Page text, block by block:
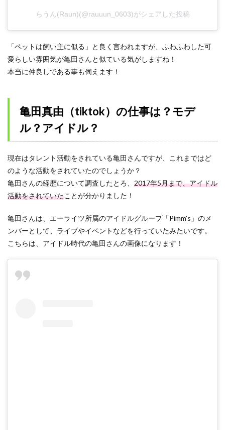
らうん(Raun)(@rauuun_0603)がシェアした投稿
「ペットは飼い主に似る」と良く言われますが、ふわふわした可
愛らしい雰囲気が亀田さんと似ている気がしますね！
本当に仲良しである事も伺えます！
亀田真由（tiktok）の仕事は？モデ
ル？アイドル？
現在はタレント活動をされている亀田さんですが、これまではど
のような活動をされていたのでしょうか？
亀田さんの経歴について調査したとろ、 2017年5月まで、アイドル
活動をされていたことが分かりました！
亀田さんは、エーライツ所属のアイドルグループ「Pimm’s」のメ
ンバーとして、ライブやイベントなどを行っていたみたいです。
こちらは、アイドル時代の亀田さんの画像になります！